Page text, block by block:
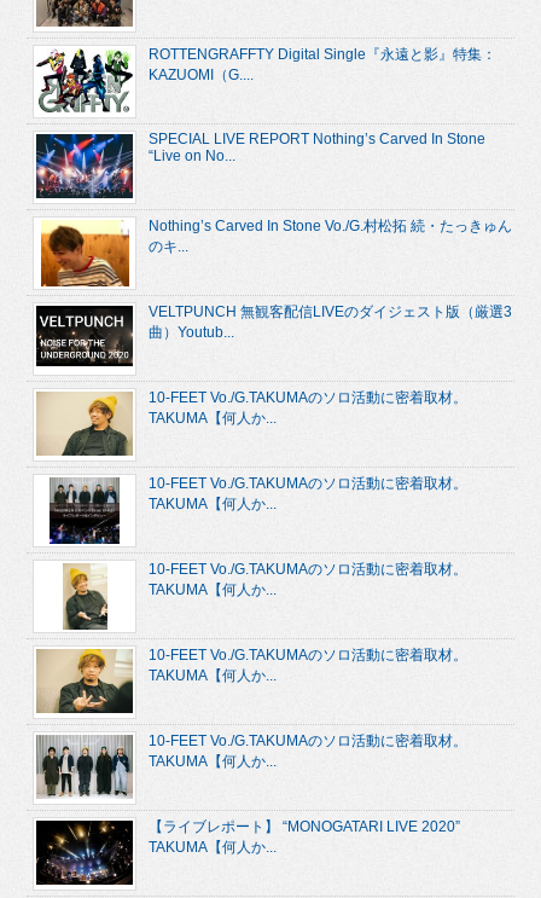
ROTTENGRAFFTY Digital Single『永遠と影』特集：
KAZUOMI（G....
SPECIAL LIVE REPORT Nothing’s Carved In Stone
“Live on No...
Nothing’s Carved In Stone Vo./G.村松拓 続・たっきゅん
のキ...
VELTPUNCH 無観客配信LIVEのダイジェスト版（厳選3
曲）Youtub...
10-FEET Vo./G.TAKUMAのソロ活動に密着取材。
TAKUMA【何人か...
10-FEET Vo./G.TAKUMAのソロ活動に密着取材。
TAKUMA【何人か...
10-FEET Vo./G.TAKUMAのソロ活動に密着取材。
TAKUMA【何人か...
10-FEET Vo./G.TAKUMAのソロ活動に密着取材。
TAKUMA【何人か...
10-FEET Vo./G.TAKUMAのソロ活動に密着取材。
TAKUMA【何人か...
【ライブレポート】 “MONOGATARI LIVE 2020”
TAKUMA【何人か...